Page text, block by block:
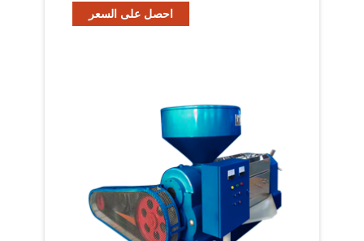
احصل على السعر